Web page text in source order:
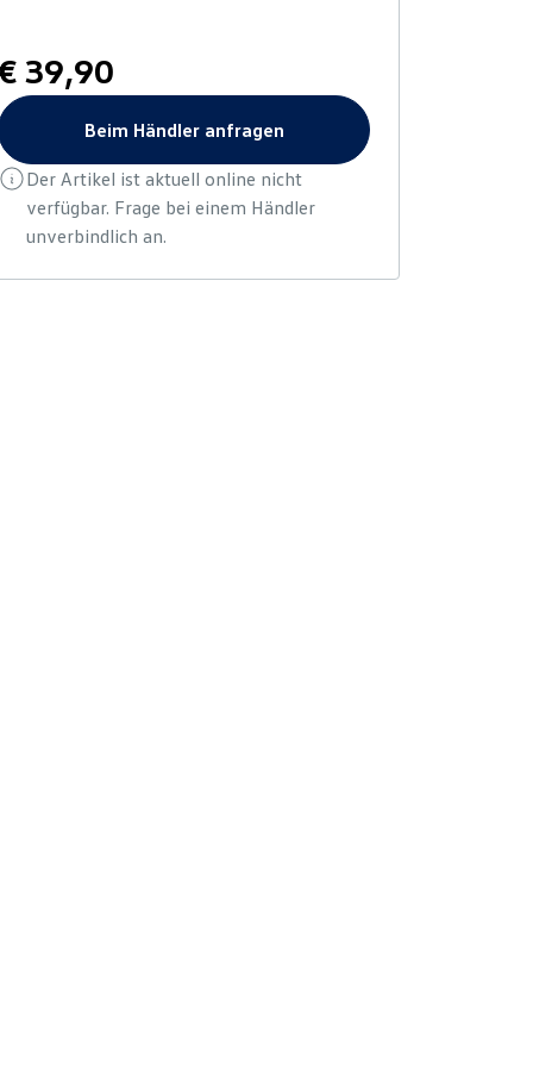
39,90
Beim Händler anfragen
Der Artikel ist aktuell online nicht
verfügbar. Frage bei einem Händler
unverbindlich an.